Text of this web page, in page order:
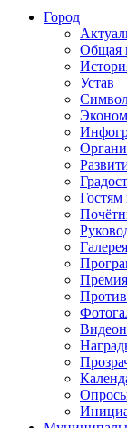
Город
Общая
Устав
Гостям